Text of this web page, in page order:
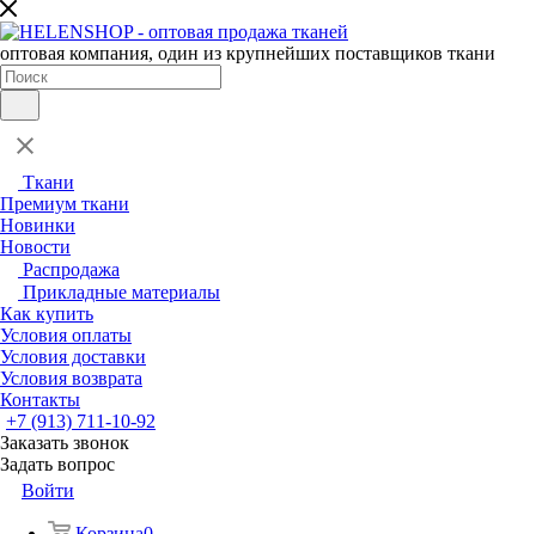
оптовая компания, один из крупнейших поставщиков ткани
Ткани
Премиум ткани
Новинки
Новости
Распродажа
Прикладные материалы
Как купить
Условия оплаты
Условия доставки
Условия возврата
Контакты
+7 (913) 711-10-92
Заказать звонок
Задать вопрос
Войти